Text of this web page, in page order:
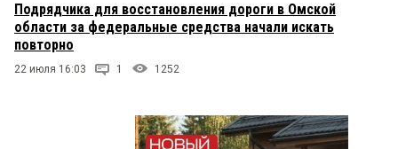
Подрядчика для восстановления дороги в Омской
области за федеральные средства начали искать
повторно
22 июля 16:03 1 1252